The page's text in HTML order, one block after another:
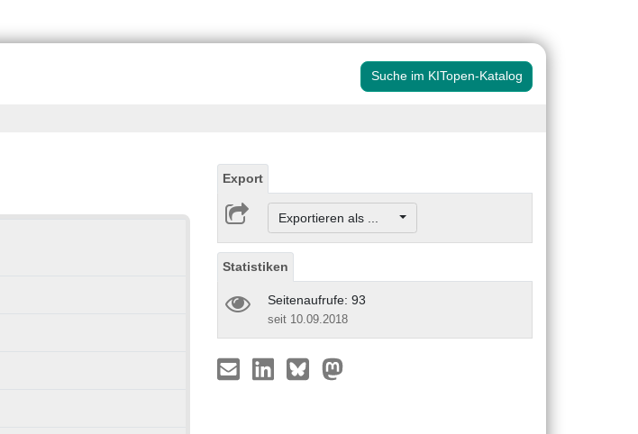
Suche im KITopen-Katalog
Export
Exportieren als ...
Statistiken
Seitenaufrufe: 93
seit 10.09.2018